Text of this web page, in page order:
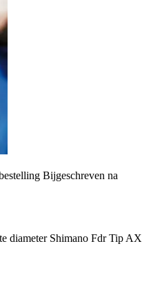
Bijgeschreven na
diameter Shimano Fdr Tip AX